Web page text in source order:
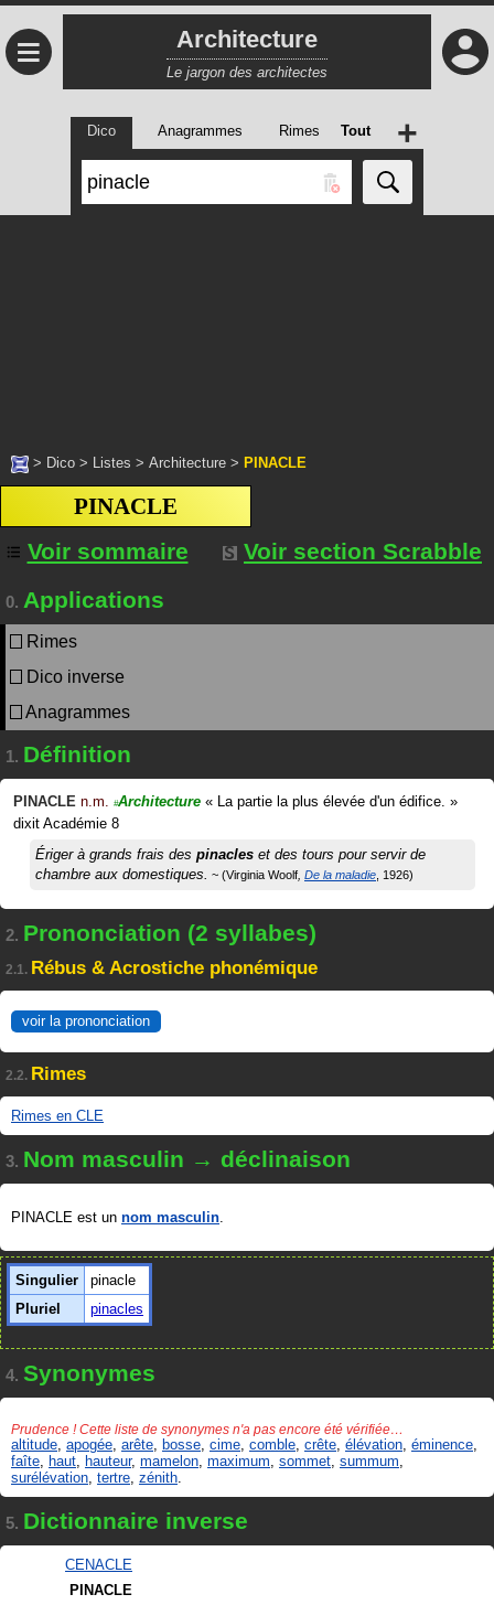
≡ Architecture
Le jargon des architectes
Dico Anagrammes Rimes Tout +
> Dico > Listes > Architecture > PINACLE
PINACLE
Voir sommaire
Voir section Scrabble
0. Applications
Rimes
Dico inverse
Anagrammes
1. Définition
PINACLE n.m. #Architecture « La partie la plus élevée d'un édifice. »
dixit Académie 8
Ériger à grands frais des pinacles et des tours pour servir de
chambre aux domestiques.
Virginia Woolf De la maladie 1926
2. Prononciation (2 syllabes)
2.1. Rébus & Acrostiche phonémique
voir la prononciation
2.2. Rimes
Rimes en CLE
3. Nom masculin → déclinaison
PINACLE est un nom masculin.
Singulier
pinacle
Pluriel
pinacles
4. Synonymes
Prudence ! Cette liste de synonymes n'a pas encore été vérifiée…
altitude apogée arête bosse cime comble crête élévation éminence
faîte haut hauteur, mamelon maximum sommet summum
surélévation tertre zénith
5. Dictionnaire inverse
CENACLE
PINACLE